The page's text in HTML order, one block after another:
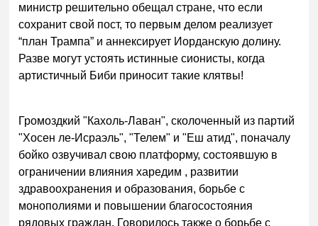
министр решительно обещал стране, что если
сохранит свой пост, то первым делом реализует
“план Трампа” и аннексирует Иорданскую долину.
Разве могут устоять истинные сионисты, когда
артистичный Биби приносит такие клятвы!
Громоздкий "Кахоль-Лаван", сколоченный из партий
"Хосен ле-Исраэль", "Телем" и "Еш атид", поначалу
бойко озвучивал свою платформу, состоявшую в
ограничении влияния харедим , развитии
здравоохранения и образования, борьбе с
монополиями и повышении благосостояния
рядовых граждан. Говорилось также о борьбе с